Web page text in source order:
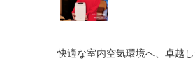
快適な室内空気環境へ、卓越